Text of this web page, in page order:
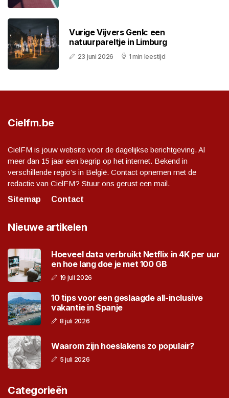
Vurige Vijvers Genk: een
natuurpareltje in Limburg
23 juni 2026 1 min leestijd
Cielfm.be
CielFM is jouw website voor de dagelijkse berichtgeving. Al
meer dan 15 jaar een begrip op het internet. Bekend in
verschillende regio’s in België. Contact opnemen met de
redactie van CielFM? Stuur ons gerust een mail.
Sitemap
Contact
Nieuwe artikelen
Hoeveel data verbruikt Netflix in 4K per uur
en hoe lang doe je met 100 GB
19 juli 2026
10 tips voor een geslaagde all-inclusive
vakantie in Spanje
8 juli 2026
Waarom zijn hoeslakens zo populair?
5 juli 2026
Categorieën